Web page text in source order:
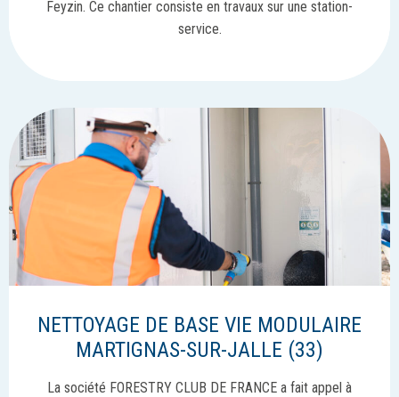
Feyzin. Ce chantier consiste en travaux sur une station-
service.
NETTOYAGE DE BASE VIE MODULAIRE
MARTIGNAS-SUR-JALLE (33)
La société FORESTRY CLUB DE FRANCE a fait appel à